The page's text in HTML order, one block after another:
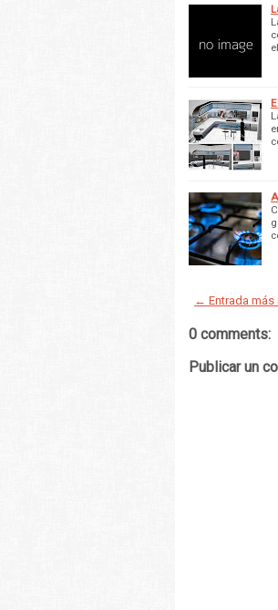
← Entrada más
0 comments:
Publicar un